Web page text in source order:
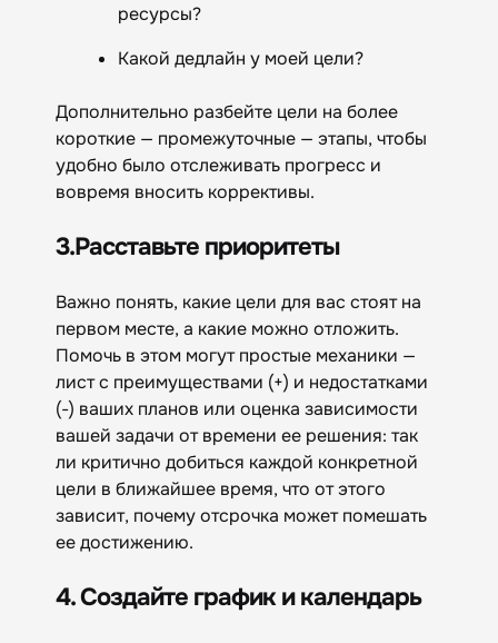
ресурсы?
Какой дедлайн у моей цели?
Дополнительно разбейте цели на более
короткие — промежуточные — этапы, чтобы
удобно было отслеживать прогресс и
вовремя вносить коррективы.
3.Расставьте приоритеты
Важно понять, какие цели для вас стоят на
первом месте, а какие можно отложить.
Помочь в этом могут простые механики —
лист с преимуществами (+) и недостатками
(-) ваших планов или оценка зависимости
вашей задачи от времени ее решения: так
ли критично добиться каждой конкретной
цели в ближайшее время, что от этого
зависит, почему отсрочка может помешать
ее достижению.
4. Создайте график и календарь